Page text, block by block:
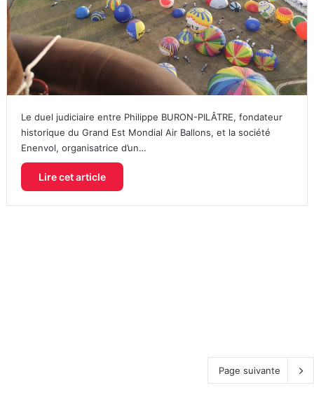
Le duel judiciaire entre Philippe BURON-PILÂTRE, fondateur
historique du Grand Est Mondial Air Ballons, et la société
Enenvol, organisatrice d’un…
Lire cet article
Page suivante